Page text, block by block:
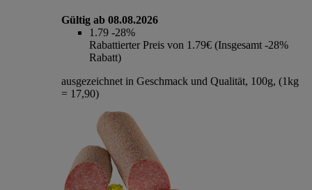
Gültig ab 08.08.2026
1.79 -28%
Rabattierter Preis von 1.79€ (Insgesamt -28%
Rabatt)
ausgezeichnet in Geschmack und Qualität, 100g, (1kg
= 17,90)